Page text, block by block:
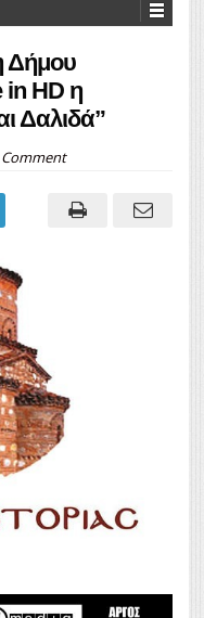
Δήμου
in HD η
Δαλιδά”